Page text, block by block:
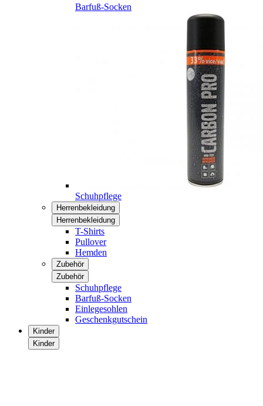
Barfuß-Socken
Schuhpflege
Herrenbekleidung
Herrenbekleidung
T-Shirts
Pullover
Hemden
Zubehör
Zubehör
Schuhpflege
Barfuß-Socken
Einlegesohlen
Geschenkgutschein
Kinder
Kinder